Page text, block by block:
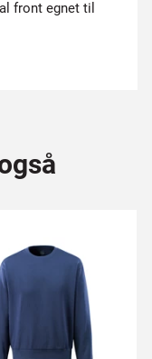
front egnet til